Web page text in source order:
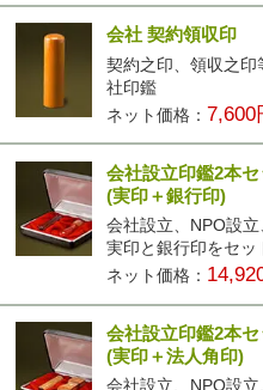
会社 契約領収印
契約之印、領収之
社印鑑
ネット価格： 7,600
会社設立印鑑2本セ
(実印＋銀行印)
会社設立、NPO設
実印と銀行印をセッ
ネット価格：
会社設立印鑑2本セ
(実印＋法人角印)
会社設立、NPO設